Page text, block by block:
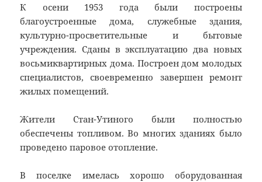
К осени 1953 года были построены
благоустроенные дома, служебные здания,
культурно-просветительные и бытовые
учреждения. Сданы в эксплуатацию два новых
восьмиквартирных дома. Построен дом молодых
специалистов, своевременно завершен ремонт
жилых помещений.
Жители Стан-Утиного были полностью
обеспечены топливом. Во многих зданиях было
проведено паровое отопление.
В поселке имелась хорошо оборудованная